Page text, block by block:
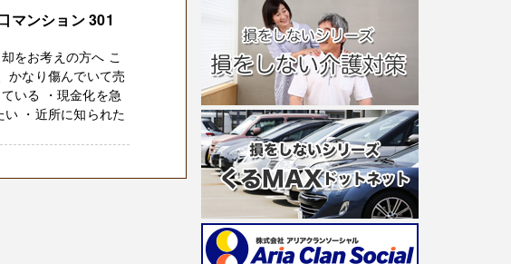
マンション 301
をお考えの方へ こ
かなり傷んでいて売
いる ・現金化を急
・近所に知られた